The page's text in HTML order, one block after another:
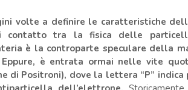
volte a definire le caratteristiche
contatto tra la fisica delle
è la controparte speculare della
Eppure, è entrata ormai nelle vite
di Positroni), dove la lettera “P”